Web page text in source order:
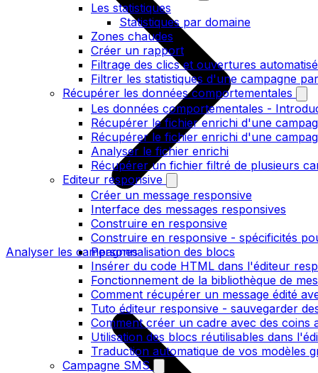
Les statistiques
Statistiques par domaine
Zones chaudes
Créer un rapport
Filtrage des clics et ouvertures
Filtrer les statistiques d'une campagne
Récupérer les données comportementales
Les données comportementales -
Récupérer le fichier enrichi d'une
Récupérer le fichier enrichi d'une
Analyser le fichier enrichi
Récupérer un fichier filtré de plusieurs
Editeur responsive
Créer un message responsive
Interface des messages responsives
Construire en responsive
Construire en responsive - spécificités
Personnalisation des blocs
Insérer du code HTML dans l'éditeur
Fonctionnement de la bibliothèque de
Comment récupérer un message édité
Tuto éditeur responsive - sauvegarder
Comment créer un cadre avec des
Utilisation des blocs réutilisables dans
Traduction automatique de vos modèles
Campagne SMS
Analyser les campagnes